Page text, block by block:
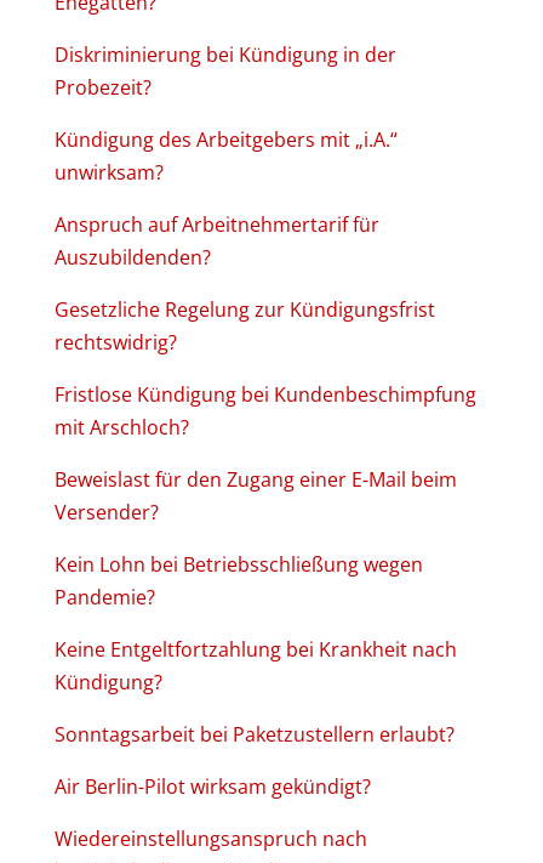
Diskriminierung bei Kündigung in der
Probezeit?
Kündigung des Arbeitgebers mit „i.A.“
unwirksam?
Anspruch auf Arbeitnehmertarif für
Auszubildenden?
Gesetzliche Regelung zur Kündigungsfrist
rechtswidrig?
Fristlose Kündigung bei Kundenbeschimpfung
mit Arschloch?
Beweislast für den Zugang einer E-Mail beim
Versender?
Kein Lohn bei Betriebsschließung wegen
Pandemie?
Keine Entgeltfortzahlung bei Krankheit nach
Kündigung?
Sonntagsarbeit bei Paketzustellern erlaubt?
Air Berlin-Pilot wirksam gekündigt?
Wiedereinstellungsanspruch nach